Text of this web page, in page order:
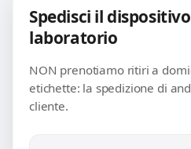
Spedisci il
laboratorio
NON prenotiamo ritiri a
etichette: la spedizione di
cliente.